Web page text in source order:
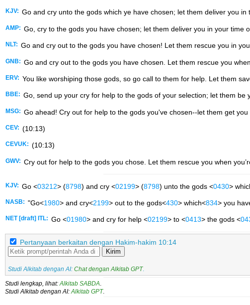
KJV: Go and cry unto the gods which ye have chosen; let them deliver you in
AMP: Go, cry to the gods you have chosen; let them deliver you in your time
NLT: Go and cry out to the gods you have chosen! Let them rescue you in
GNB: Go and cry out to the gods you have chosen. Let them rescue you
ERV: You like worshiping those gods, so go call to them for help. Let them
BBE: Go, send up your cry for help to the gods of your selection; let them be
MSG: Go ahead! Cry out for help to the gods you've chosen--let them get
CEV: (10:13)
CEVUK: (10:13)
GWV: Cry out for help to the gods you chose. Let them rescue you when
KJV: Go <03212> (8798) and cry <02199> (8798) unto the gods <0430>
NASB: "Go<1980> and cry<2199> out to the gods<430> which<834> you
NET [draft] ITL: Go <01980> and cry for help <02199> to <0413> the gods <
Pertanyaan berkaitan dengan Hakim-hakim 10:14
Kirim
Studi Alkitab dengan AI: Chat dengan Alkitab GPT.
Studi lengkap, lihat: Alkitab SABDA
Studi Alkitab dengan AI: Alkitab GPT.